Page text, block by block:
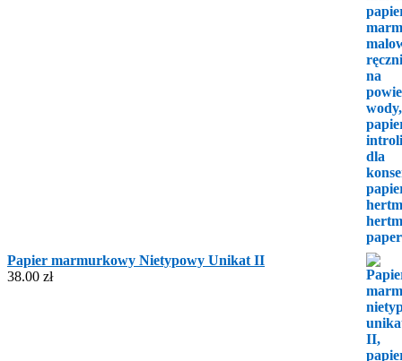
Papier marmurkowy Nietypowy Unikat II
38.00 zł